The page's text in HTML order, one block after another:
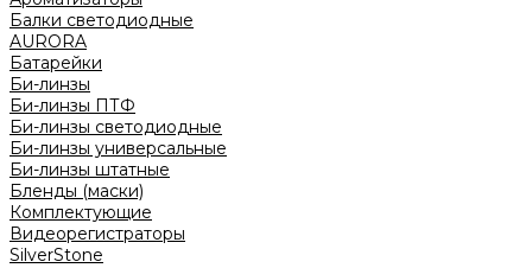
Балки светодиодные
AURORA
Батарейки
Би-линзы
Би-линзы ПТФ
Би-линзы светодиодные
Би-линзы универсальные
Би-линзы штатные
Бленды (маски)
Комплектующие
Видеорегистраторы
SilverStone